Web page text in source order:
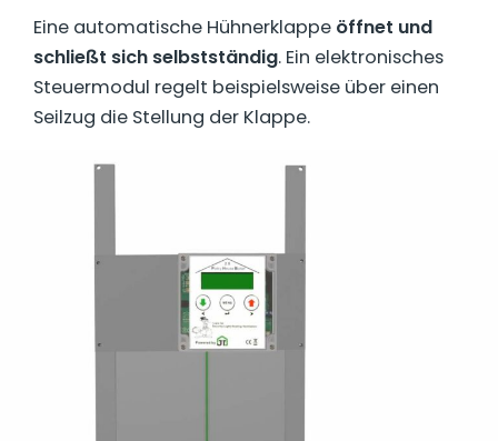
Eine automatische Hühnerklappe öffnet und
schließt sich selbstständig. Ein elektronisches
Steuermodul regelt beispielsweise über einen
Seilzug die Stellung der Klappe.